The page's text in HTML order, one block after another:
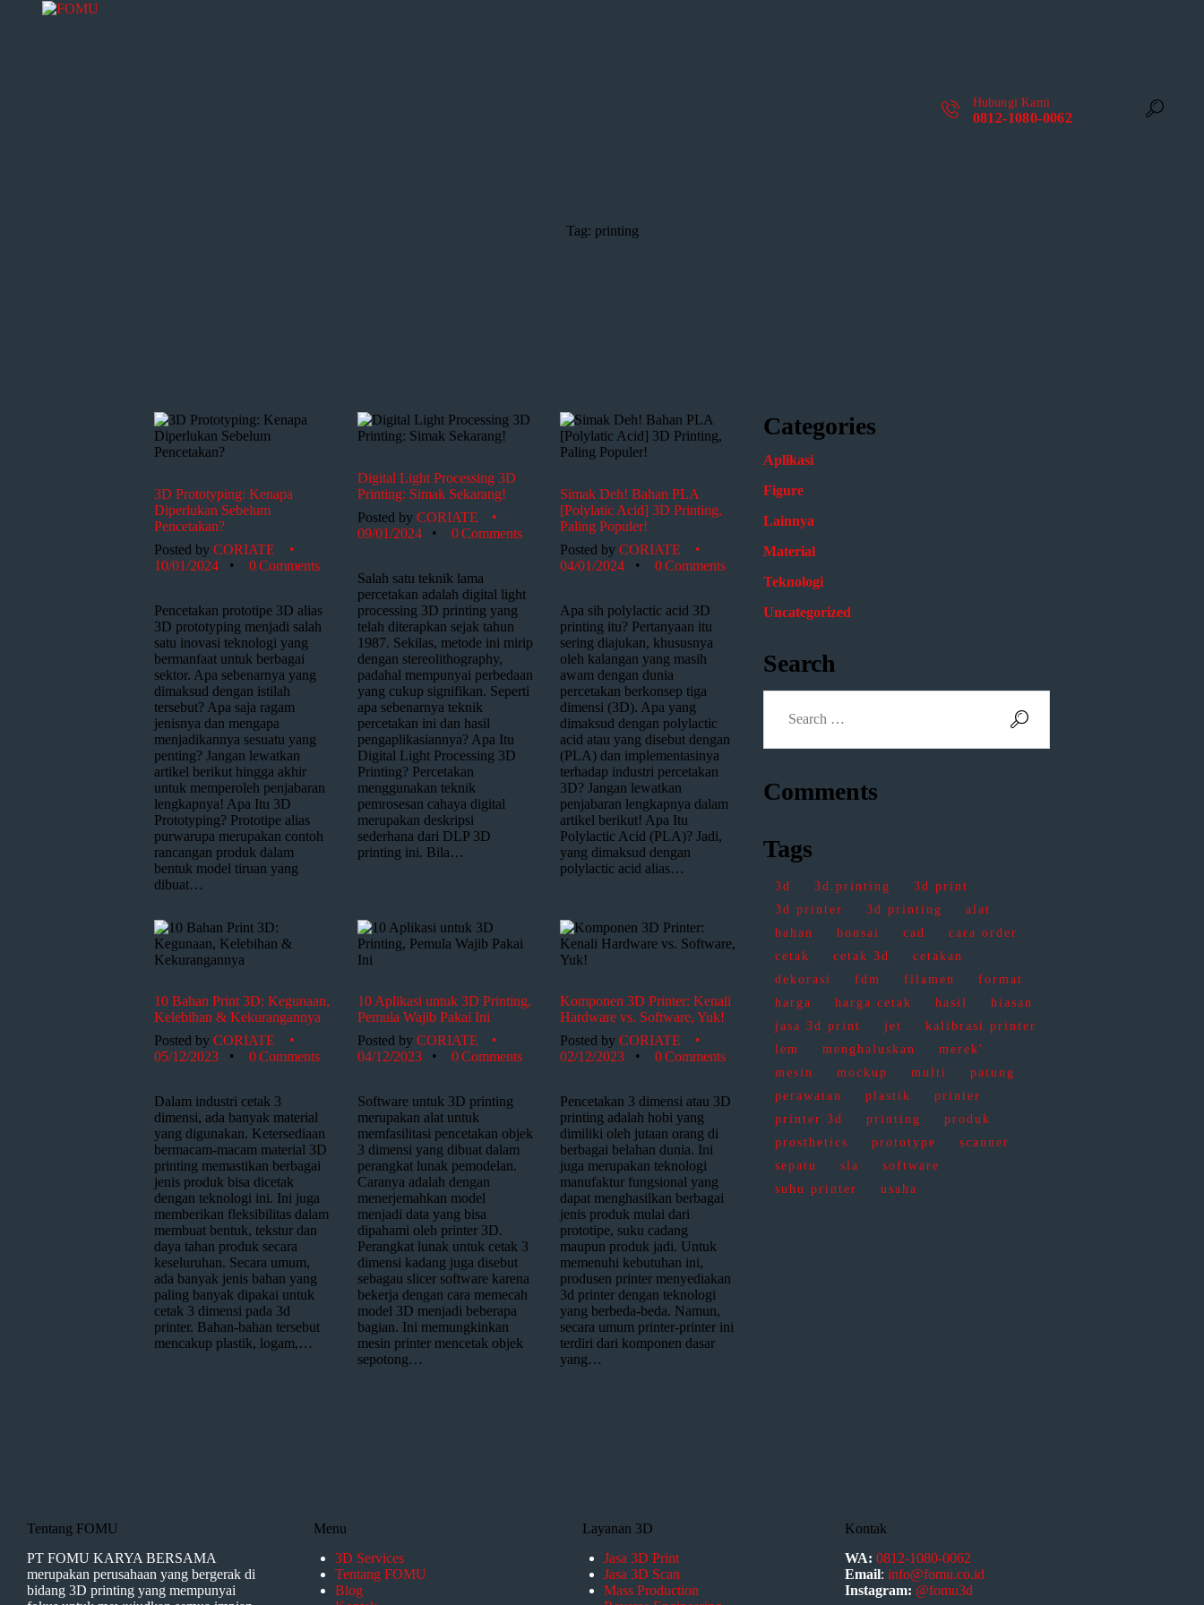
Hubungi Kami
0812-1080-0062
Tag: printing
3D Prototyping: Kenapa
Diperlukan Sebelum
Pencetakan?
Posted by CORIATE
10/01/2024
0 Comments
Pencetakan prototipe 3D alias
3D prototyping menjadi salah
satu inovasi teknologi yang
bermanfaat untuk berbagai
sektor. Apa sebenarnya yang
dimaksud dengan istilah
tersebut? Apa saja ragam
jenisnya dan mengapa
menjadikannya sesuatu yang
penting? Jangan lewatkan
artikel berikut hingga akhir
untuk memperoleh penjabaran
lengkapnya! Apa Itu 3D
Prototyping? Prototipe alias
purwarupa merupakan contoh
rancangan produk dalam
bentuk model tiruan yang
dibuat…
Digital Light Processing 3D
Printing: Simak Sekarang!
Posted by CORIATE
09/01/2024
0 Comments
Salah satu teknik lama
percetakan adalah digital light
processing 3D printing yang
telah diterapkan sejak tahun
1987. Sekilas, metode ini mirip
dengan stereolithography,
padahal mempunyai perbedaan
yang cukup signifikan. Seperti
apa sebenarnya teknik
percetakan ini dan hasil
pengaplikasiannya? Apa Itu
Digital Light Processing 3D
Printing? Percetakan
menggunakan teknik
pemrosesan cahaya digital
merupakan deskripsi
sederhana dari DLP 3D
printing ini. Bila…
Simak Deh! Bahan PLA
[Polylatic Acid] 3D Printing,
Paling Populer!
Posted byCORIATE
04/01/2024
0Comments
Apa sih polylactic acid 3D
printing itu? Pertanyaan itu
sering diajukan, khususnya
oleh kalangan yang masih
awam dengan dunia
percetakan berkonsep tiga
dimensi (3D). Apa yang
dimaksud dengan polylactic
acid atau yang disebut dengan
(PLA) dan implementasinya
terhadap industri percetakan
3D? Jangan lewatkan
penjabaran lengkapnya dalam
artikel berikut! Apa Itu
Polylactic Acid (PLA)? Jadi,
yang dimaksud dengan
polylactic acid alias…
10 Bahan Print 3D: Kegunaan,
Kelebihan & Kekurangannya
Posted by CORIATE
05/12/2023
0 Comments
Dalam industri cetak 3
dimensi, ada banyak material
yang digunakan. Ketersediaan
bermacam-macam material 3D
printing memastikan berbagai
jenis produk bisa dicetak
dengan teknologi ini. Ini juga
memberikan fleksibilitas dalam
membuat bentuk, tekstur dan
daya tahan produk secara
keseluruhan. Secara umum,
ada banyak jenis bahan yang
paling banyak dipakai untuk
cetak 3 dimensi pada 3d
printer. Bahan-bahan tersebut
mencakup plastik, logam,…
10 Aplikasi untuk 3D Printing,
Pemula Wajib Pakai Ini
Posted by CORIATE
04/12/2023
0 Comments
Software untuk 3D printing
merupakan alat untuk
memfasilitasi pencetakan objek
3 dimensi yang dibuat dalam
perangkat lunak pemodelan.
Caranya adalah dengan
menerjemahkan model
menjadi data yang bisa
dipahami oleh printer 3D.
Perangkat lunak untuk cetak 3
dimensi kadang juga disebut
sebagau slicer software karena
bekerja dengan cara memecah
model 3D menjadi beberapa
bagian. Ini memungkinkan
mesin printer mencetak objek
sepotong…
Komponen 3D Printer: Kenali
Hardware vs. Software, Yuk!
Posted byCORIATE
02/12/2023
0Comments
Pencetakan 3 dimensi atau 3D
printing adalah hobi yang
dimiliki oleh jutaan orang di
berbagai belahan dunia. Ini
juga merupakan teknologi
manufaktur fungsional yang
dapat menghasilkan berbagai
jenis produk mulai dari
prototipe, suku cadang
maupun produk jadi. Untuk
memenuhi kebutuhan ini,
produsen printer menyediakan
3d printer dengan teknologi
yang berbeda-beda. Namun,
secara umum printer-printer ini
terdiri dari komponen dasar
yang…
Categories
Aplikasi
Figure
Lainnya
Material
Teknologi
Uncategorized
Search
Comments
Tags
3d 3d.printing
3d print
3d printer
3d printing
alat
bahan
bonsai cad
cara order
cetak
cetak 3d
cetakan
dekorasi
fdm filamen
format
harga
harga cetak hasil
hiasan
jasa 3d print
jet
kalibrasi printer
lem
menghaluskan
merek'
mesin
mockup multi
patung
perawatan
plastik
printer
printer 3d
printing
produk
prosthetics
prototype
scanner
sepatu
sla
software
suhu printer
usaha
Tentang FOMU
PT FOMU KARYA BERSAMA
merupakan perusahaan yang bergerak di
bidang 3D printing yang mempunyai
Menu
3D Services
Tentang FOMU
Blog
Layanan 3D
Jasa 3D Print
Jasa 3D Scan
Mass Production
Kontak
WA: 0812-1080-0062
Email: info@fomu.co.id
Instagram: @fomu3d